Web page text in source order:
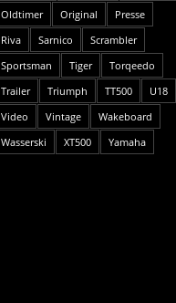
Oldtimer
Original
Presse
Riva
Sarnico
Scrambler
Sportsman
Tiger
Torqeedo
Trailer
Triumph TT500
U18
Video
Vintage
Wakeboard
Wasserski
XT500 Yamaha